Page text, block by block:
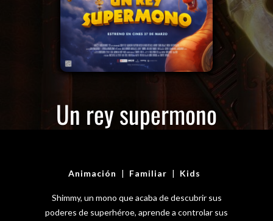
Un rey supermono
Animación | Familiar | Kids
Shimmy, un mono que acaba de descubrir sus
poderes de superhéroe, aprende a controlar sus